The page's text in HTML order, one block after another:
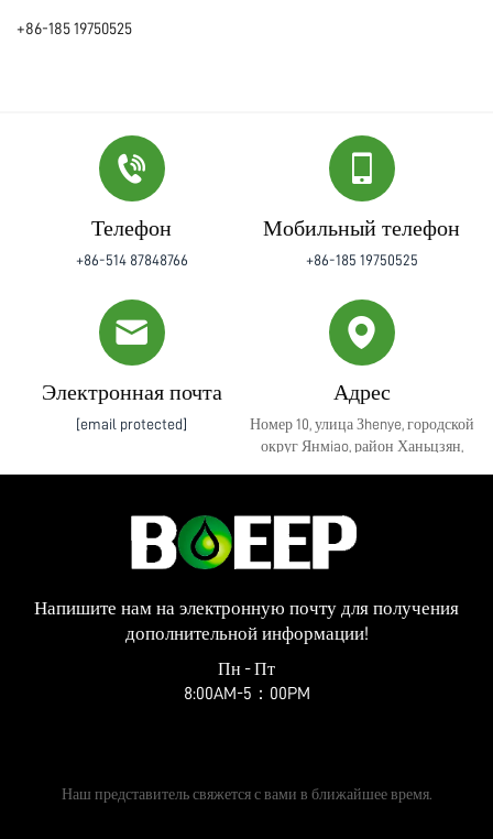
+86-185 19750525
Телефон
+86-514 87848766
Мобильный телефон
+86-185 19750525
Электронная почта
[email protected]
Адрес
Номер 10, улица Зhenye, городской
округ Янмiao, район Ханьцзян,
Напишите нам на электронную почту для получения
дополнительной информации!
Пн - Пт
8:00AM-5：00PM
Наш представитель свяжется с вами в ближайшее время.